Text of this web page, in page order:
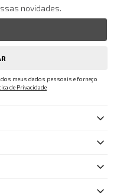
novidades.
meus dados pessoais e forneço
de Privacidade